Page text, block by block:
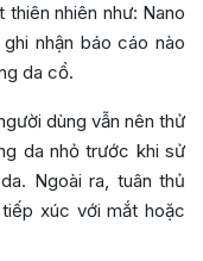
nhiên như: Nano
nhận báo cáo nào
da cổ.
dùng vẫn nên thử
da nhỏ trước khi sử
Ngoài ra, tuân thủ
xúc với mắt hoặc